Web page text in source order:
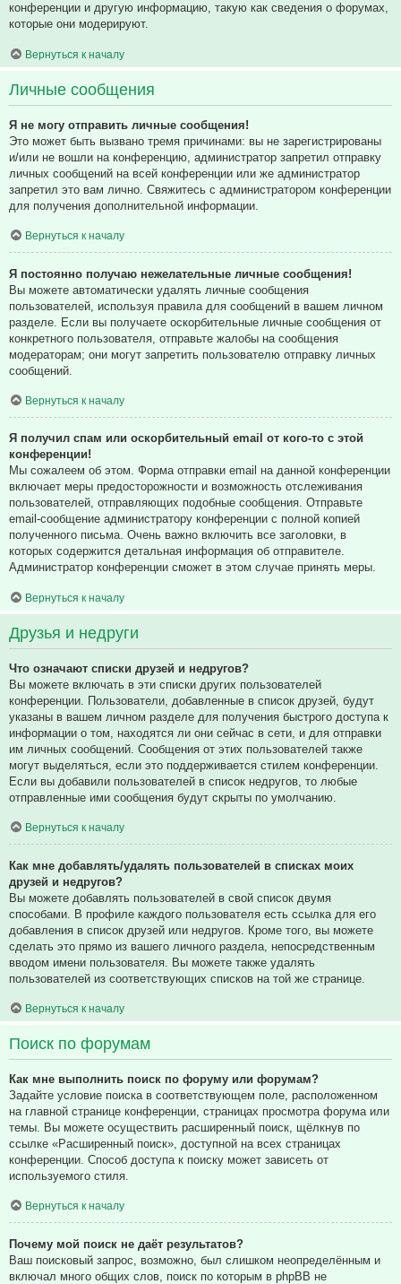
конференции и другую информацию, такую как сведения о форумах,
которые они модерируют.
Вернуться к началу
Личные сообщения
Я не могу отправить личные сообщения!
Это может быть вызвано тремя причинами: вы не зарегистрированы
и/или не вошли на конференцию, администратор запретил отправку
личных сообщений на всей конференции или же администратор
запретил это вам лично. Свяжитесь с администратором конференции
для получения дополнительной информации.
Вернуться к началу
Я постоянно получаю нежелательные личные сообщения!
Вы можете автоматически удалять личные сообщения
пользователей, используя правила для сообщений в вашем личном
разделе. Если вы получаете оскорбительные личные сообщения от
конкретного пользователя, отправьте жалобы на сообщения
модераторам; они могут запретить пользователю отправку личных
сообщений.
Вернуться к началу
Я получил спам или оскорбительный email от кого-то с этой
конференции!
Мы сожалеем об этом. Форма отправки email на данной конференции
включает меры предосторожности и возможность отслеживания
пользователей, отправляющих подобные сообщения. Отправьте
email-сообщение администратору конференции с полной копией
полученного письма. Очень важно включить все заголовки, в
которых содержится детальная информация об отправителе.
Администратор конференции сможет в этом случае принять меры.
Вернуться к началу
Друзья и недруги
Что означают списки друзей и недругов?
Вы можете включать в эти списки других пользователей
конференции. Пользователи, добавленные в список друзей, будут
указаны в вашем личном разделе для получения быстрого доступа к
информации о том, находятся ли они сейчас в сети, и для отправки
им личных сообщений. Сообщения от этих пользователей также
могут выделяться, если это поддерживается стилем конференции.
Если вы добавили пользователей в список недругов, то любые
отправленные ими сообщения будут скрыты по умолчанию.
Вернуться к началу
Как мне добавлять/удалять пользователей в списках моих
друзей и недругов?
Вы можете добавлять пользователей в свой список двумя
способами. В профиле каждого пользователя есть ссылка для его
добавления в список друзей или недругов. Кроме того, вы можете
сделать это прямо из вашего личного раздела, непосредственным
вводом имени пользователя. Вы можете также удалять
пользователей из соответствующих списков на той же странице.
Вернуться к началу
Поиск по форумам
Как мне выполнить поиск по форуму или форумам?
Задайте условие поиска в соответствующем поле, расположенном
на главной странице конференции, страницах просмотра форума или
темы. Вы можете осуществить расширенный поиск, щёлкнув по
ссылке «Расширенный поиск», доступной на всех страницах
конференции. Способ доступа к поиску может зависеть от
используемого стиля.
Вернуться к началу
Почему мой поиск не даёт результатов?
Ваш поисковый запрос, возможно, был слишком неопределённым и
включал много общих слов, поиск по которым в phpBB не